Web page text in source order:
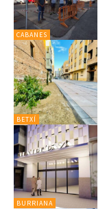
CABANES
BETXÍ
BURRIANA